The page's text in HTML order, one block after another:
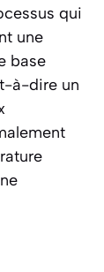
qui
une
base
à-dire un